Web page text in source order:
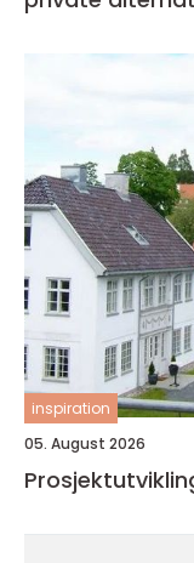
inspiration
05. August 2026